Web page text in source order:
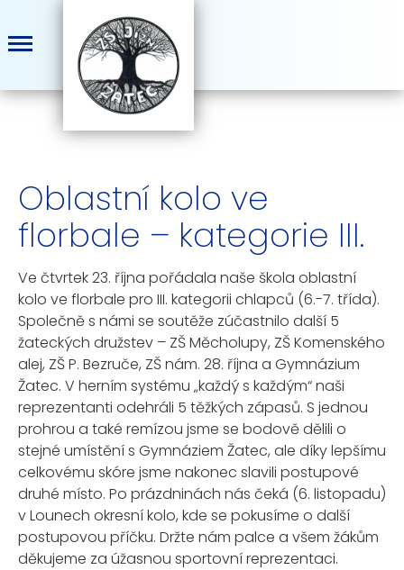
Oblastní kolo ve
florbale – kategorie III.
Ve čtvrtek 23. října pořádala naše škola oblastní
kolo ve florbale pro III. kategorii chlapců (6.-7. třída).
Společně s námi se soutěže zúčastnilo další 5
žateckých družstev – ZŠ Měcholupy, ZŠ Komenského
alej, ZŠ P. Bezruče, ZŠ nám. 28. října a Gymnázium
Žatec. V herním systému „každý s každým“ naši
reprezentanti odehráli 5 těžkých zápasů. S jednou
prohrou a také remízou jsme se bodově dělili o
stejné umístění s Gymnáziem Žatec, ale díky lepšímu
celkovému skóre jsme nakonec slavili postupové
druhé místo. Po prázdninách nás čeká (6. listopadu)
v Lounech okresní kolo, kde se pokusíme o další
postupovou příčku. Držte nám palce a všem žákům
děkujeme za úžasnou sportovní reprezentaci.